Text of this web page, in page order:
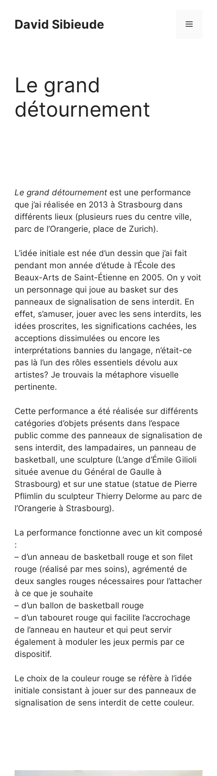
contenuDavid Sibieude Menu
Le grand
détournement
Le grand détournement est une performance
que j’ai réalisée en 2013 à Strasbourg dans
différents lieux (plusieurs rues du centre ville,
parc de l’Orangerie, place de Zurich).
L’idée initiale est née d’un dessin que j’ai fait
pendant mon année d’étude à l’École des
Beaux-Arts de Saint-Étienne en 2005. On y voit
un personnage qui joue au basket sur des
panneaux de signalisation de sens interdit. En
effet, s’amuser, jouer avec les sens interdits, les
idées proscrites, les significations cachées, les
acceptions dissimulées ou encore les
interprétations bannies du langage, n’était-ce
pas là l’un des rôles essentiels dévolu aux
artistes? Je trouvais la métaphore visuelle
pertinente.
Cette performance a été réalisée sur différents
catégories d’objets présents dans l’espace
public comme des panneaux de signalisation de
sens interdit, des lampadaires, un panneau de
basketball, une sculpture (L’ange d’Émile Gilioli
située avenue du Général de Gaulle à
Strasbourg) et sur une statue (statue de Pierre
Pflimlin du sculpteur Thierry Delorme au parc de
l’Orangerie à Strasbourg).
La performance fonctionne avec un kit composé
:
– d’un anneau de basketball rouge et son filet
rouge (réalisé par mes soins), agrémenté de
deux sangles rouges nécessaires pour l’attacher
à ce que je souhaite
– d’un ballon de basketball rouge
– d’un tabouret rouge qui facilite l’accrochage
de l’anneau en hauteur et qui peut servir
également à moduler les jeux permis par ce
dispositif.
Le choix de la couleur rouge se réfère à l’idée
initiale consistant à jouer sur des panneaux de
signalisation de sens interdit de cette couleur.